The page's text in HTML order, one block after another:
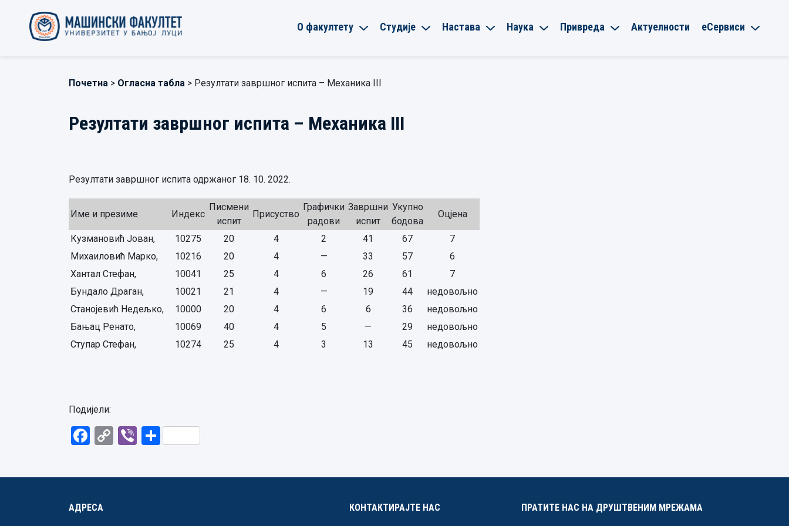
О факултету Студије Настава Наука Привреда Актуелности еСервиси
Почетна > Огласна табла > Резултати завршног испита – Механика III
Резултати завршног испита – Механика III
Резултати завршног испита одржаног 18. 10. 2022.
Име и презиме Индекс
Писмени
испит
Присуство
Графички
радови
Завршни
испит
Укупно
бодова
Оцјена
Кузмановић Јован, 10275 20 4 2 41 67
7
Михаиловић Марко,
10216 20 4 — 33 57
6
Хантал Стефан,
10041 25 4 6 26 61
7
Бундало Драган,
10021 21 4 — 19 44
недовољно
Станојевић Недељко,
10000 20 4 6 6 36
недовољно
Бањац Ренато,
10069 40 4 5 — 29
недовољно
Ступар Стефан,
10274 25 4 3 13 45 недовољно
Подијели:
Facebook
CopyViberShare
АДРЕСА КОНТАКТИРАЈТЕ НАС ПРАТИТЕ НАС НА ДРУШТВЕНИМ МРЕЖАМА